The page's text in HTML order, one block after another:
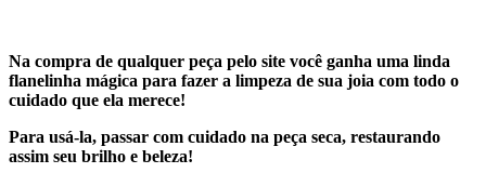
Na compra de qualquer peça pelo site você ganha uma linda
flanelinha mágica para fazer a limpeza de sua joia com todo o
cuidado que ela merece!
Para usá-la, passar com cuidado na peça seca, restaurando
assim seu brilho e beleza!